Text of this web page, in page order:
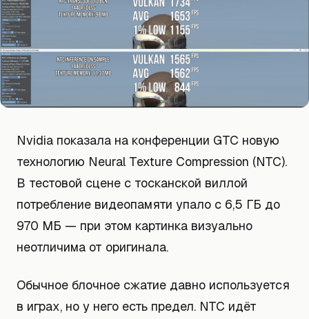
Nvidia показала на конференции GTC новую
технологию Neural Texture Compression (NTC).
В тестовой сцене с тосканской виллой
потребление видеопамяти упало с 6,5 ГБ до
970 МБ — при этом картинка визуально
неотличима от оригинала.
Обычное блочное сжатие давно используется
в играх, но у него есть предел. NTC идёт